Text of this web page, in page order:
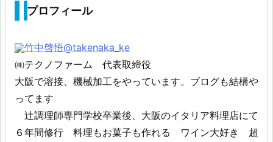
プロフィール
竹中啓悟@takenaka_ke
㈱テクノファーム 代表取締役
大阪で溶接、機械加工をやっています。ブログも結構や
ってます
辻調理師専門学校卒業後、大阪のイタリア料理店にて
６年間修行 料理もお菓子も作れる ワイン大好き 超